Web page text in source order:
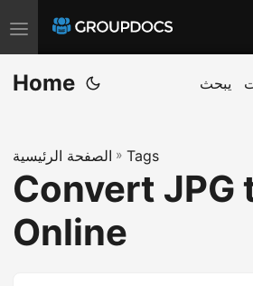
T
o
g
e
n
a
v
Home يبحث
الصفحة الرئيسية » Tags
Convert JPG
Online